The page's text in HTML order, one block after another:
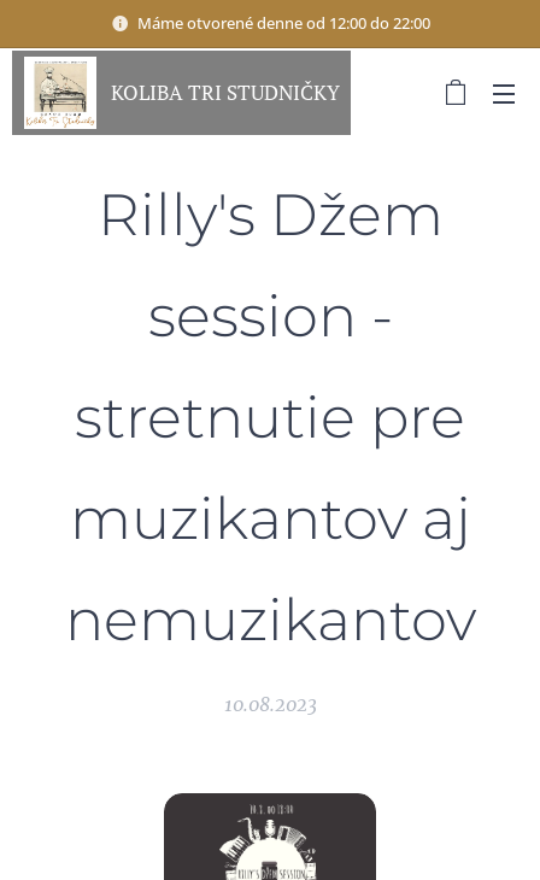
Máme otvorené denne od 12:00 do 22:00
KOLIBA TRI STUDNIČKY
Rilly's Džem
session -
stretnutie pre
muzikantov aj
nemuzikantov
10.08.2023